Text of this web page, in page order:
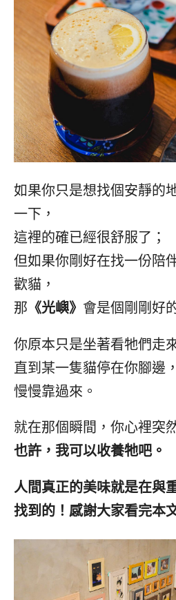
如果你只是想找個安靜的
一下，
這裡的確已經很舒服了；
但如果你剛好在找一份陪
歡貓，
那 《光嶼》 會是個剛剛好
你原本只是坐著看牠們走
直到某一隻貓停在你腳邊
慢慢靠過來。
就在那個瞬間，你心裡
也許，我可以收養牠吧。
人間真正的美味就是在與
找到的！感謝大家看完本